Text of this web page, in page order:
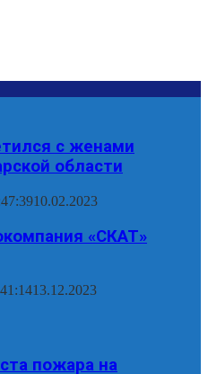
с женами
области
10.02.2023
«СКАТ»
13.12.2023
пожара на